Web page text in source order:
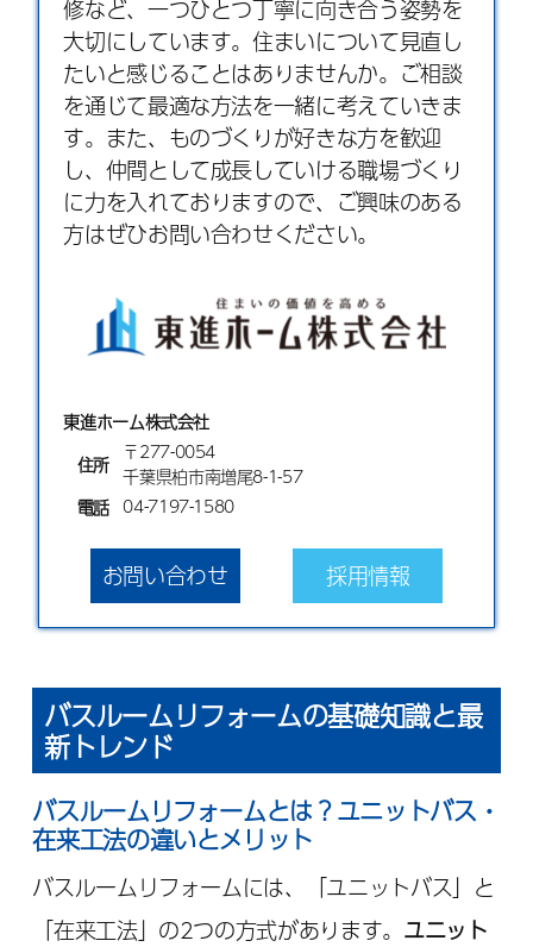
修など、一つひとつ丁寧に向き合う姿勢を
大切にしています。住まいについて見直し
たいと感じることはありませんか。ご相談
を通じて最適な方法を一緒に考えていきま
す。また、ものづくりが好きな方を歓迎
し、仲間として成長していける職場づくり
に力を入れておりますので、ご興味のある
方はぜひお問い合わせください。
東進ホーム株式会社
住所 〒277-0054
千葉県柏市南増尾8-1-57
電話 04-7197-1580
お問い合わせ 採用情報
バスルームリフォームの基礎知識と最
新トレンド
バスルームリフォームとは？ユニットバス・
在来工法の違いとメリット
バスルームリフォームには、「ユニットバス」と
「在来工法」の2つの方式があります。 ユニット